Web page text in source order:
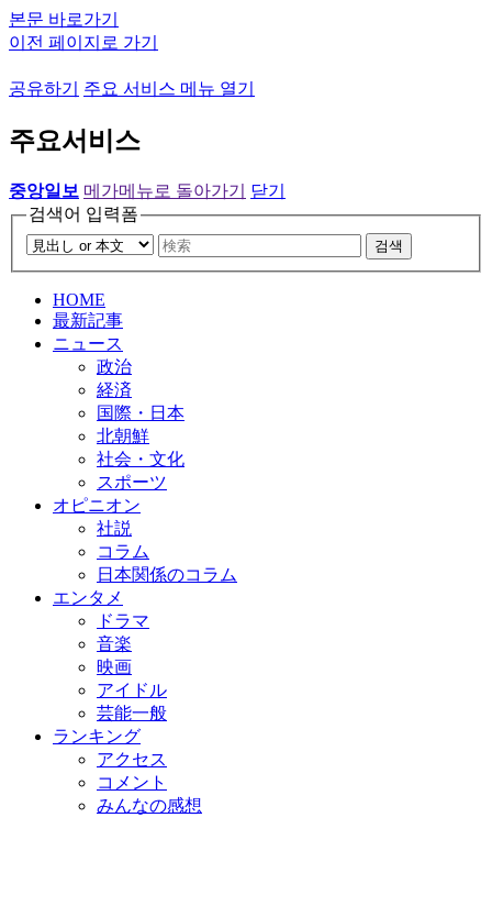
본문 바로가기
이전 페이지로 가기
공유하기 주요 서비스 메뉴 열기
주요서비스
중앙일보 메가메뉴로 돌아가기
닫기
검색어 입력폼
검색
HOME
最新記事
ニュース
政治
経済
国際・日本
北朝鮮
社会・文化
スポーツ
オピニオン
社説
コラム
日本関係のコラム
エンタメ
ドラマ
音楽
映画
アイドル
芸能一般
ランキング
アクセス
コメント
みんなの感想